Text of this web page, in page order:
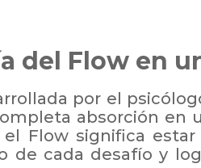
del Flow en
por el
absorción en
el Flow significa
de cada desafío y